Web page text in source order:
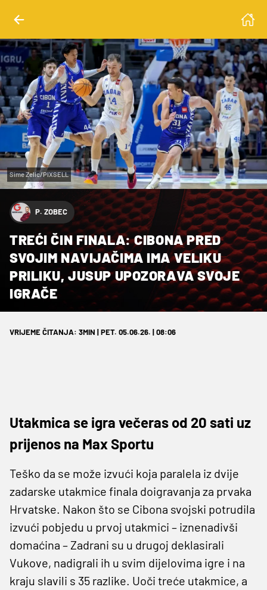
Sime Zelic/PIXSELL
P. ZOBEC
TREĆI ČIN FINALA: CIBONA PRED
SVOJIM NAVIJAČIMA IMA VELIKU
PRILIKU, JUSUP UPOZORAVA SVOJE
IGRAČE
VRIJEME ČITANJA: 3MIN | PET. 05.06.26. | 08:06
Utakmica se igra večeras od 20 sati uz
prijenos na Max Sportu
Teško da se može izvući koja paralela iz dvije
zadarske utakmice finala doigravanja za prvaka
Hrvatske. Nakon što se Cibona svojski potrudila
izvući pobjedu u prvoj utakmici – iznenadivši
domaćina – Zadrani su u drugoj deklasirali
Vukove, nadigrali ih u svim dijelovima igre i na
kraju slavili s 35 razlike. Uoči treće utakmice, a